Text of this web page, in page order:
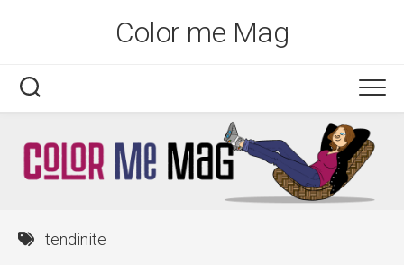
Color me Mag
tendinite